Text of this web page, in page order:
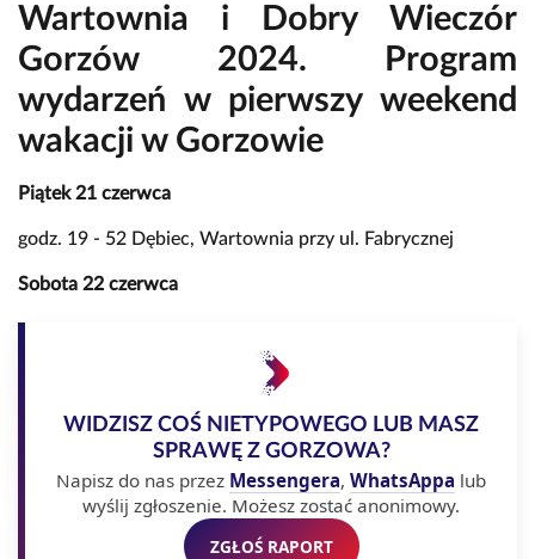
Wartownia i Dobry Wieczór
Gorzów 2024. Program
wydarzeń w pierwszy weekend
wakacji w Gorzowie
Piątek 21 czerwca
godz. 19 - 52 Dębiec, Wartownia przy ul. Fabrycznej
Sobota 22 czerwca
WIDZISZ COŚ NIETYPOWEGO LUB MASZ
SPRAWĘ Z GORZOWA?
Napisz do nas przez Messengera, WhatsAppa lub
wyślij zgłoszenie. Możesz zostać anonimowy.
ZGŁOŚ RAPORT